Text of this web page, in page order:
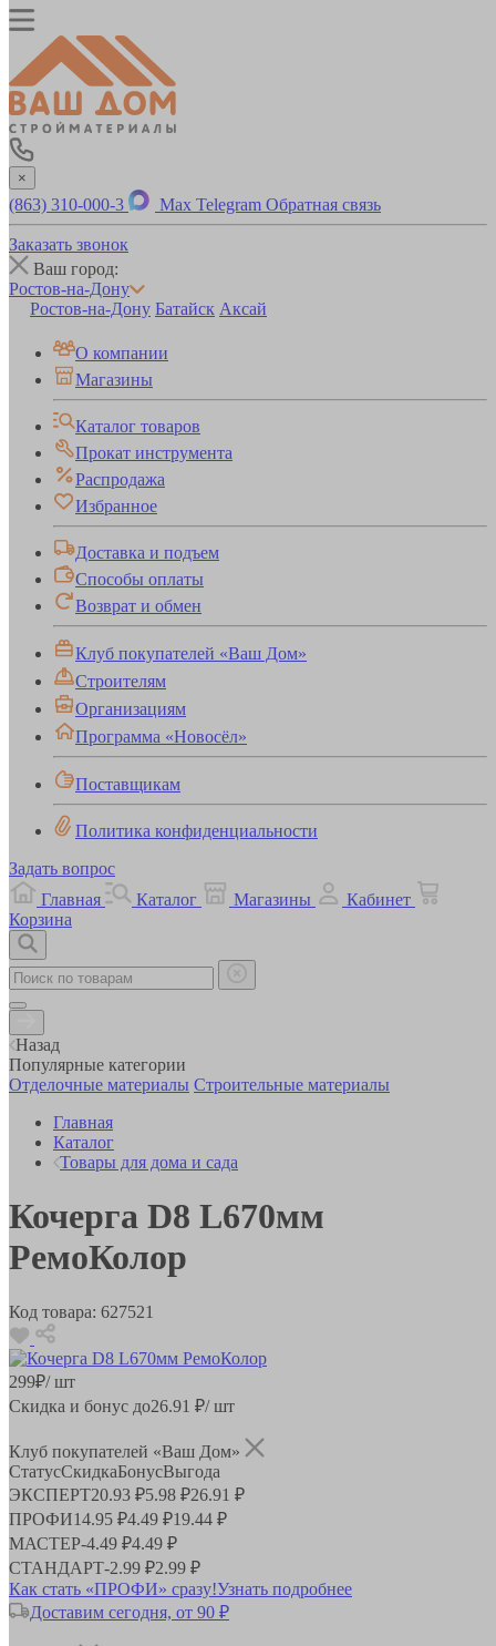
×
(863) 310-000-3 Max Telegram Обратная связь
Заказать звонок
Ваш город:
Ростов-на-Дону
Ростов-на-Дону Батайск Аксай
О компании
Магазины
Каталог товаров
Прокат инструмента
Распродажа
Избранное
Доставка и подъем
Способы оплаты
Возврат и обмен
Клуб покупателей «Ваш Дом»
Строителям
Организациям
Программа «Новосёл»
Поставщикам
Политика конфиденциальности
Задать вопрос
Главная
Каталог Магазины
Кабинет
Корзина
Назад
Популярные категории
Отделочные материалы Строительные материалы
Главная
Каталог
Товары для дома и сада
Кочерга D8 L670мм
РемоКолор
Код товара: 627521
299₽/ шт
Скидка и бонус до26.91 ₽/ шт
Клуб покупателей «Ваш Дом»
СтатусСкидкаБонусВыгода
ЭКСПЕРТ20.93 ₽5.98 ₽26.91 ₽
ПРОФИ14.95 ₽4.49 ₽19.44 ₽
МАСТЕР-4.49 ₽4.49 ₽
СТАНДАРТ-2.99 ₽2.99 ₽
Как стать «ПРОФИ» сразу!Узнать подробнее
Доставим сегодня, от 90 ₽